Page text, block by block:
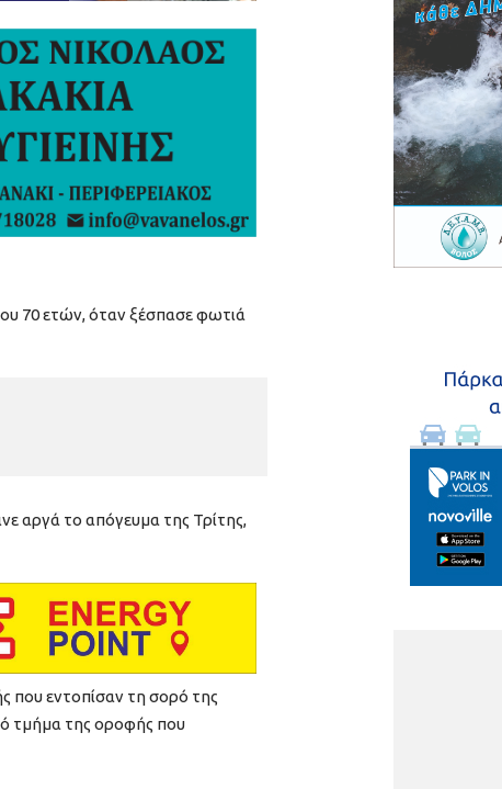
70 ετών, όταν ξέσπασε φωτιά
αργά το απόγευμα της Τρίτης,
που εντοπίσαν τη σορό της
τμήμα της οροφής που